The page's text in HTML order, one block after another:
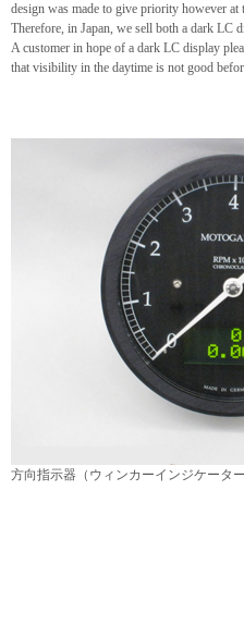
design was made to give priority however
Therefore, in Japan, we sell both a dark LC
A customer in hope of a dark LC display
that visibility in the daytime is not good
方向指示器（ウィンカーインジケータ